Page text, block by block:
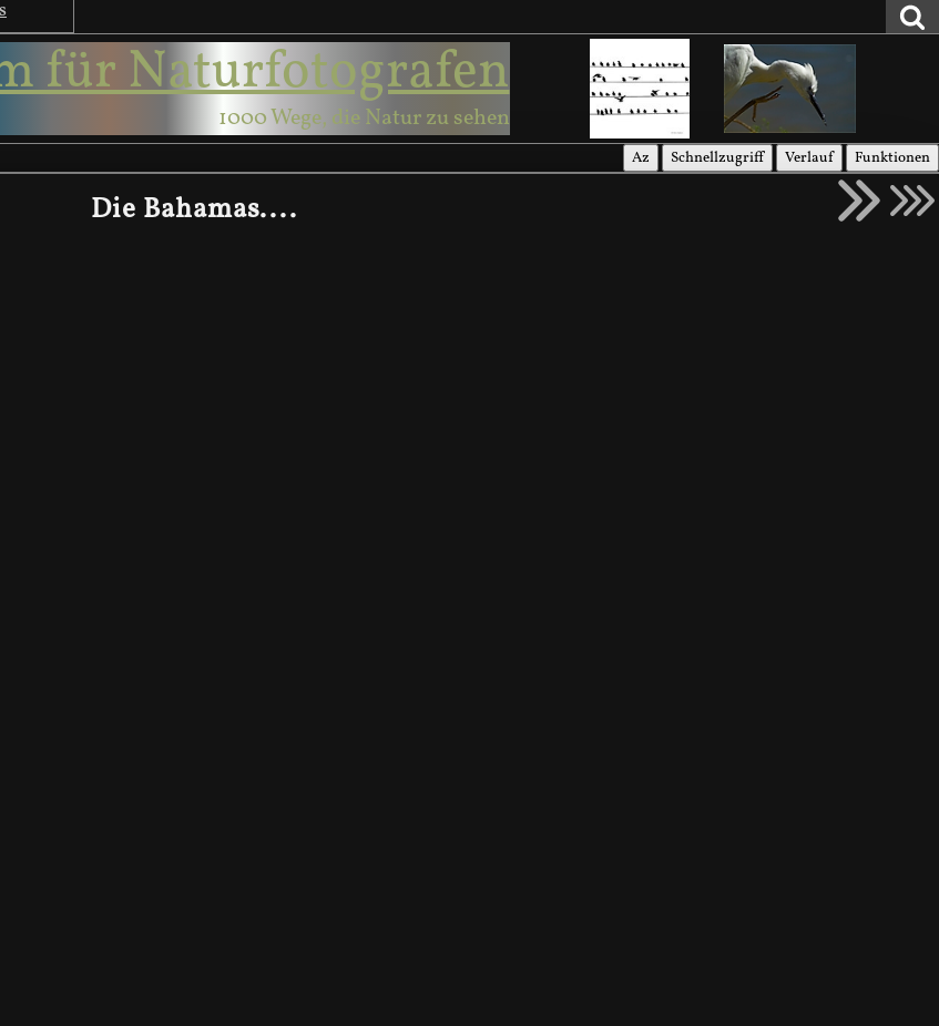
für Naturfotografen
1000 Wege, die Natur zu sehen
Az Schnellzugriff Verlauf Funktionen
Die Bahamas....